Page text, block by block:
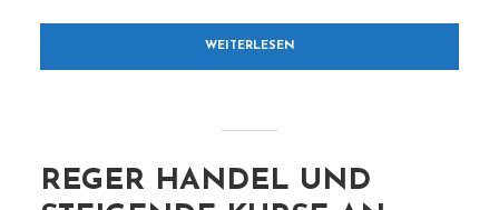
WEITERLESEN
REGER HANDEL UND